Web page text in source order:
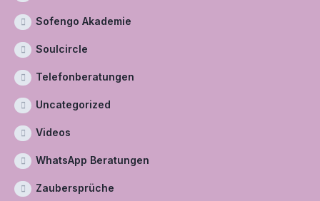
Sofengo Akademie
Soulcircle
Telefonberatungen
Uncategorized
Videos
WhatsApp Beratungen
Zaubersprüche